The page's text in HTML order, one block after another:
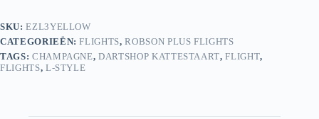
SKU:EZL3YELLOW
CATEGORIEËN:FLIGHTS,ROBSON PLUS FLIGHTS
TAGS: CHAMPAGNE,DARTSHOP KATTESTAART,FLIGHT,
FLIGHTS, L-STYLE